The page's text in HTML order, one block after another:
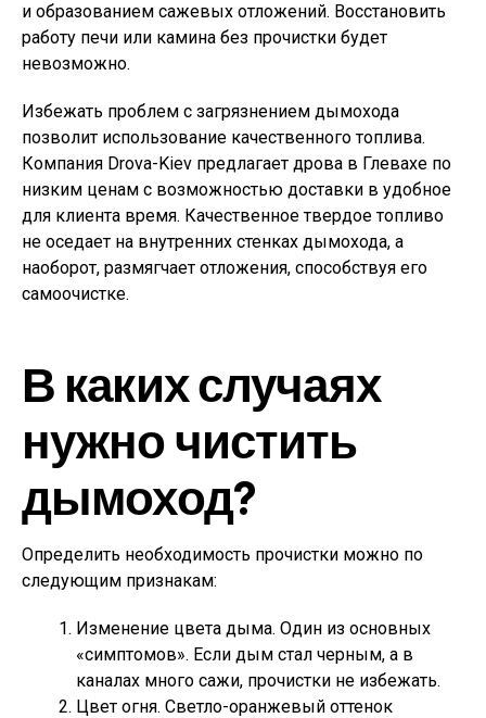
и образованием сажевых отложений. Восстановить
работу печи или камина без прочистки будет
невозможно.
Избежать проблем с загрязнением дымохода
позволит использование качественного топлива.
Компания Drova-Kiev предлагает дрова в Глевахе по
низким ценам с возможностью доставки в удобное
для клиента время. Качественное твердое топливо
не оседает на внутренних стенках дымохода, а
наоборот, размягчает отложения, способствуя его
самоочистке.
В каких случаях
нужно чистить
дымоход?
Определить необходимость прочистки можно по
следующим признакам:
Изменение цвета дыма. Один из основных
«симптомов». Если дым стал черным, а в
каналах много сажи, прочистки не избежать.
Цвет огня. Светло-оранжевый оттенок